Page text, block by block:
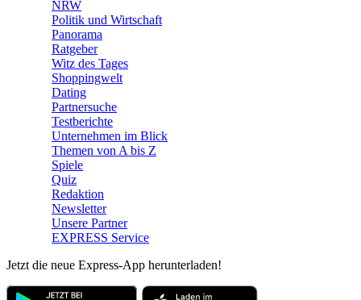
NRW
Politik und Wirtschaft
Panorama
Ratgeber
Witz des Tages
Shoppingwelt
Dating
Partnersuche
Testberichte
Unternehmen im Blick
Themen von A bis Z
Spiele
Quiz
Redaktion
Newsletter
Unsere Partner
EXPRESS Service
Jetzt die neue Express-App herunterladen!